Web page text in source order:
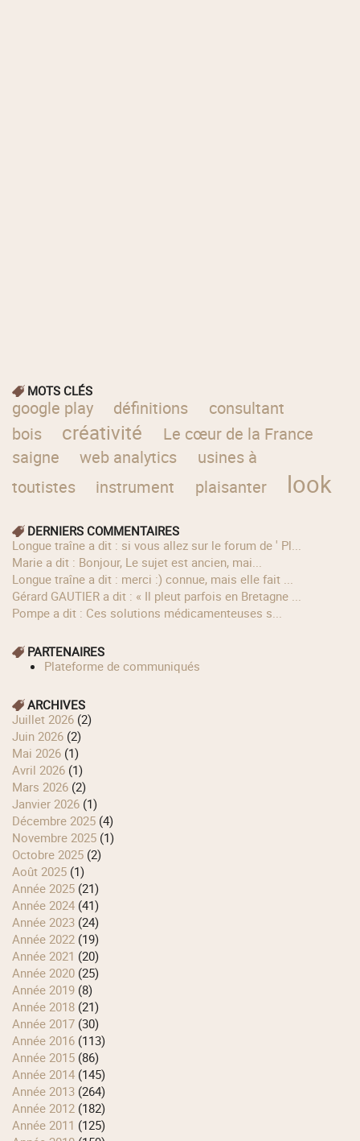
MOTS CLÉS
google play définitions
consultant
bois
créativité
Le cœur de la France
saigne
web analytics
usines à
toutistes
instrument plaisanter look
DERNIERS COMMENTAIRES
longue traîne a dit : si vous allez sur le forum de ' Pl...
Marie a dit : Bonjour, Le sujet est ancien, mai...
longue traîne a dit : merci :) connue, mais elle fait ...
Gérard GAUTIER a dit : « Il pleut parfois en Bretagne ...
Pompe a dit : Ces solutions médicamenteuses s...
PARTENAIRES
Plateforme de communiqués
ARCHIVES
juillet 2026 (2)
juin 2026 (2)
mai 2026 (1)
avril 2026 (1)
mars 2026 (2)
janvier 2026 (1)
décembre 2025 (4)
novembre 2025 (1)
octobre 2025 (2)
août 2025 (1)
année 2025 (21)
année 2024 (41)
année 2023 (24)
année 2022 (19)
année 2021 (20)
année 2020 (25)
année 2019 (8)
année 2018 (21)
année 2017 (30)
année 2016 (113)
année 2015 (86)
année 2014 (145)
année 2013 (264)
année 2012 (182)
année 2011 (125)